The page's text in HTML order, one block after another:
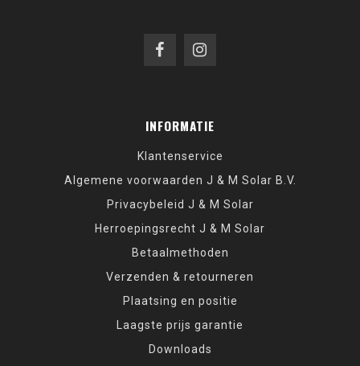
INFORMATIE
Klantenservice
Algemene voorwaarden J & M Solar B.V.
Privacybeleid J & M Solar
Herroepingsrecht J & M Solar
Betaalmethoden
Verzenden & retourneren
Plaatsing en positie
Laagste prijs garantie
Downloads